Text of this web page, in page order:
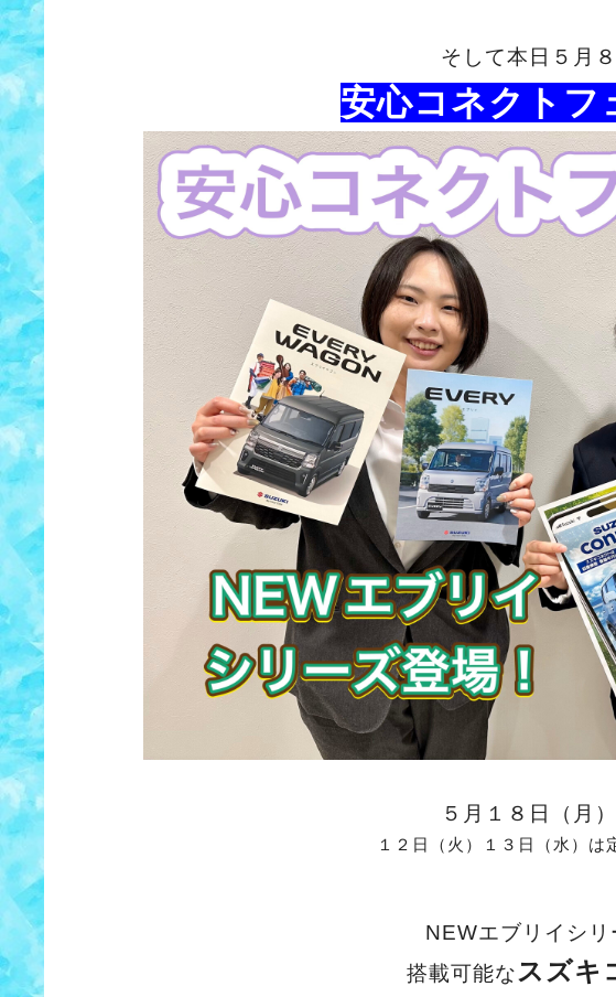
そして本日５月
安心コネクトフ
５月１８日（月
１２日（火）１３日（水）は
NEWエブリイシリ
搭載可能なスズキ